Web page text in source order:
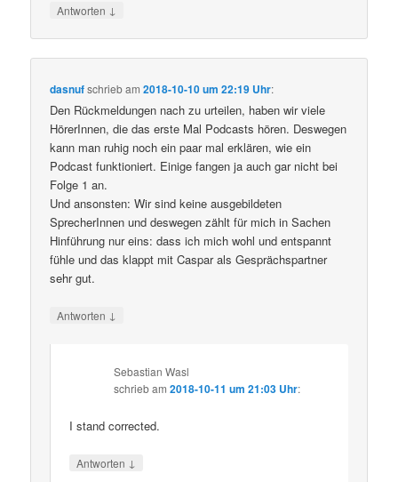
Antworten ↓
dasnufschriebam2018-10-10 um 22:19 Uhr:
Den Rückmeldungen nach zu urteilen, haben wir viele
HörerInnen, die das erste Mal Podcasts hören. Deswegen
kann man ruhig noch ein paar mal erklären, wie ein
Podcast funktioniert. Einige fangen ja auch gar nicht bei
Folge 1 an.
Und ansonsten: Wir sind keine ausgebildeten
SprecherInnen und deswegen zählt für mich in Sachen
Hinführung nur eins: dass ich mich wohl und entspannt
fühle und das klappt mit Caspar als Gesprächspartner
sehr gut.
Antworten ↓
Sebastian Wasl
schriebam2018-10-11 um 21:03 Uhr:
I stand corrected.
Antworten ↓